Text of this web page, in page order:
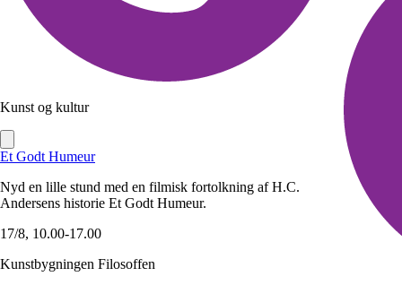
Kunst og kultur
Et Godt Humeur
Nyd en lille stund med en filmisk fortolkning af H.C.
Andersens historie Et Godt Humeur.
17/8, 10.00-17.00
Kunstbygningen Filosoffen